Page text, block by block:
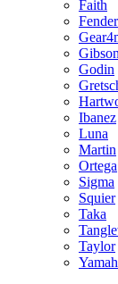
Faith
Fender
Gibson
Godin
Ibanez
Luna
Martin
Ortega
Sigma
Squier
Taka
Taylor